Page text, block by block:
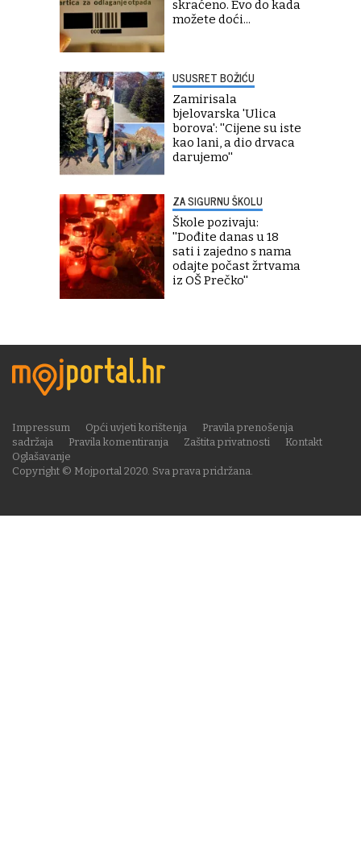
skraćeno. Evo do kada
možete doći...
USUSRET BOŽIĆU
Zamirisala
bjelovarska 'Ulica
borova': ''Cijene su iste
kao lani, a dio drvaca
darujemo''
ZA SIGURNU ŠKOLU
Škole pozivaju:
''Dođite danas u 18
sati i zajedno s nama
odajte počast žrtvama
iz OŠ Prečko''
Copyright © Mojportal 2020. Sva prava pridržana.
Impressum Opći uvjeti korištenja
Pravila prenošenja
sadržaja
Pravila komentiranja Zaštita privatnosti
Kontakt
Oglašavanje